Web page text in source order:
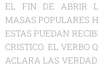
EL FIN DE ABRIR
MASAS POPULARES
ESTAS PUEDAN
CRISTICO. EL VERBO
ACLARA LAS